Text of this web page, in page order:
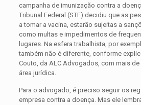
campanha de imunização contra a
Tribunal Federal (STF) decidiu que as
a tomar a vacina, estarão sujeitas a
como multas e impedimentos de
lugares. Na esfera trabalhista, por
também não é diferente, conforme
Couto, da ALC Advogados, com mais
área jurídica.
Para o advogado, é preciso seguir os
empresa contra a doença. Mas ele